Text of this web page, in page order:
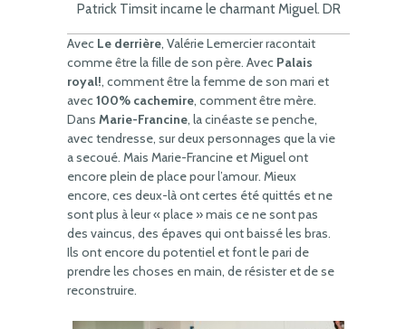
Patrick Timsit incarne le charmant Miguel. DR
Avec Le derrière, Valérie Lemercier racontait
comme être la fille de son père. Avec Palais
royal!, comment être la femme de son mari et
avec100% cachemire, comment être mère.
Dans Marie-Francine, la cinéaste se penche,
avec tendresse, sur deux personnages que la vie
a secoué. Mais Marie-Francine et Miguel ont
encore plein de place pour l’amour. Mieux
encore, ces deux-là ont certes été quittés et ne
sont plus à leur « place » mais ce ne sont pas
des vaincus, des épaves qui ont baissé les bras.
Ils ont encore du potentiel et font le pari de
prendre les choses en main, de résister et de se
reconstruire.